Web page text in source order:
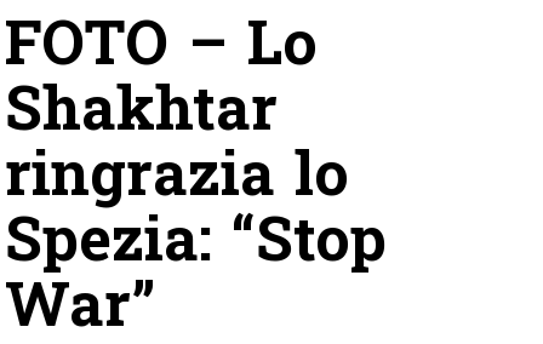
FOTO – Lo
Shakhtar
ringrazia lo
Spezia: “Stop
War”